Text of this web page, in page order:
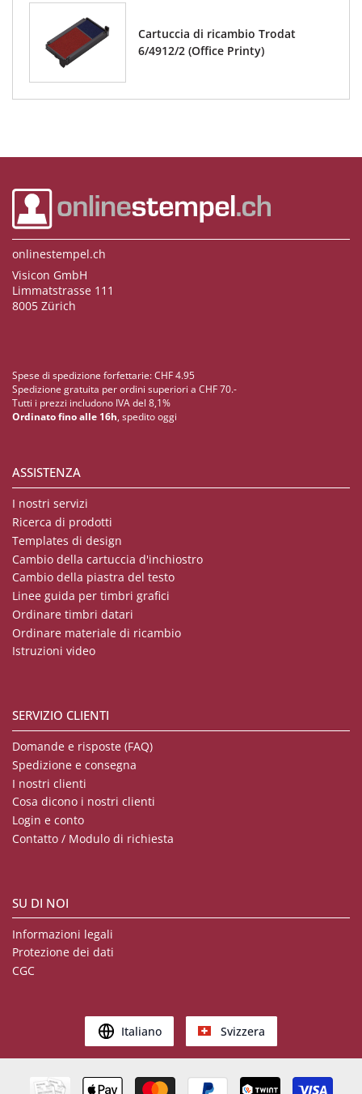
Cartuccia di ricambio Trodat
6/4912/2 (Office Printy)
onlinestempel.ch
Visicon GmbH
Limmatstrasse 111
8005 Zürich
Spese di spedizione forfettarie: CHF 4.95
Spedizione gratuita per ordini superiori a CHF 70.-
Tutti i prezzi includono IVA del 8,1%
Ordinato fino alle 16h, spedito oggi
ASSISTENZA
I nostri servizi
Ricerca di prodotti
Templates di design
Cambio della cartuccia d'inchiostro
Cambio della piastra del testo
Linee guida per timbri grafici
Ordinare timbri datari
Ordinare materiale di ricambio
Istruzioni video
SERVIZIO CLIENTI
Domande e risposte (FAQ)
Spedizione e consegna
I nostri clienti
Cosa dicono i nostri clienti
Login e conto
Contatto / Modulo di richiesta
SU DI NOI
Informazioni legali
Protezione dei dati
CGC
Italiano Svizzera